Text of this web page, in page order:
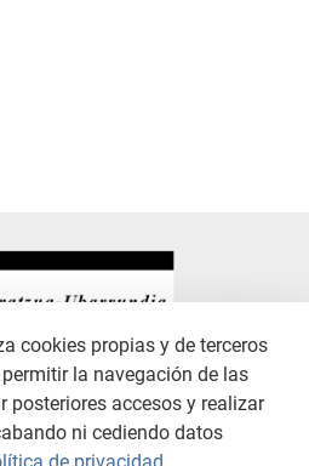
AVISO LEGAL
POLÍTICA DE PRIVACIDAD
ACCESIBILIDAD
cookies propias y de terceros
la navegación de las
posteriores accesos y realizar
ni cediendo datos